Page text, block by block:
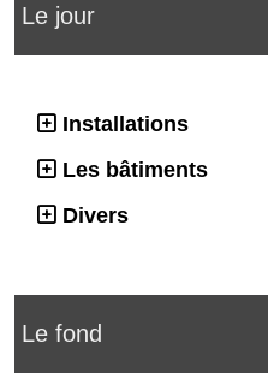
Le jour
Installations
Les bâtiments
Divers
Le fond